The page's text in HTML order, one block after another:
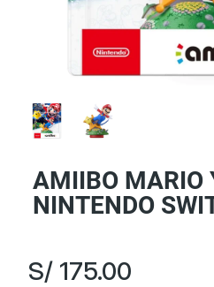
AMIIBO MARIO
NINTENDO
S/ 175.00